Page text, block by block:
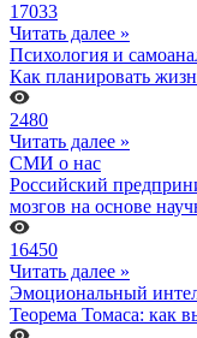
17033
Читать далее »
Психология и
Как планировать
2480
Читать далее »
СМИ о нас
Российский
мозгов на основе
16450
Читать далее »
Эмоциональный
Теорема Томаса: как